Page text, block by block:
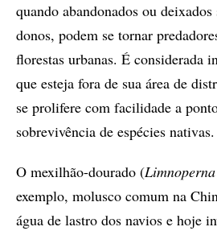
quando abandonados ou
donos, podem se tornar
florestas urbanas. É considerada
que esteja fora de sua área de
se prolifere com facilidade a
sobrevivência de espécies nativas.
O mexilhão-dourado (
exemplo, molusco comum na
água de lastro dos navios e hoje